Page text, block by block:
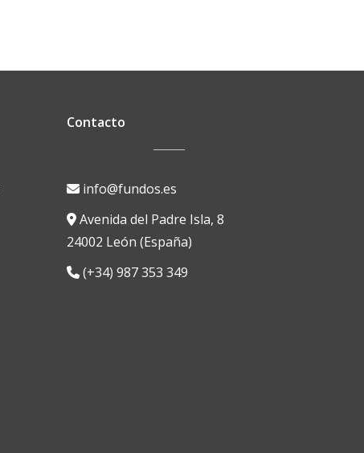
Contacto
info@fundos.es
Avenida del Padre Isla, 8
24002 León (España)
(+34) 987 353 349